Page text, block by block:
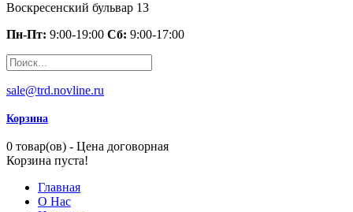
Воскресенский бульвар 13
Пн-Пт: 9:00-19:00 Сб: 9:00-17:00
sale@trd.novline.ru
Корзина
0 товар(ов) - Цена договорная
Корзина пуста!
Главная
О Нас